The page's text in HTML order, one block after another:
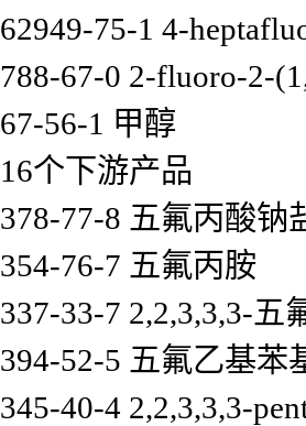
62949-75-1 4-
788-67-0 2-fluoro-2-
67-56-1 甲醇
16个下游产品
378-77-8 五氟丙酸钠
354-76-7 五氟丙胺
337-33-7 2,2,3,3,3-
394-52-5 五氟乙基苯
345-40-4 2,2,3,3,3-